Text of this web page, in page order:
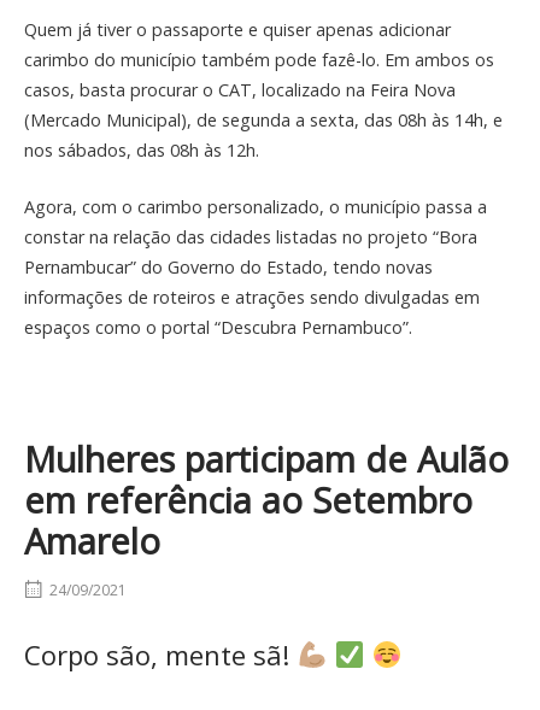
Quem já tiver o passaporte e quiser apenas adicionar
carimbo do município também pode fazê-lo. Em ambos os
casos, basta procurar o CAT, localizado na Feira Nova
(Mercado Municipal), de segunda a sexta, das 08h às 14h, e
nos sábados, das 08h às 12h.
Agora, com o carimbo personalizado, o município passa a
constar na relação das cidades listadas no projeto “Bora
Pernambucar” do Governo do Estado, tendo novas
informações de roteiros e atrações sendo divulgadas em
espaços como o portal “Descubra Pernambuco”.
Mulheres participam de Aulão
em referência ao Setembro
Amarelo
24/09/2021
Corpo são, mente sã!